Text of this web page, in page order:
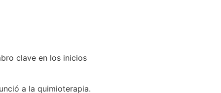
clave en los inicios
a la quimioterapia.